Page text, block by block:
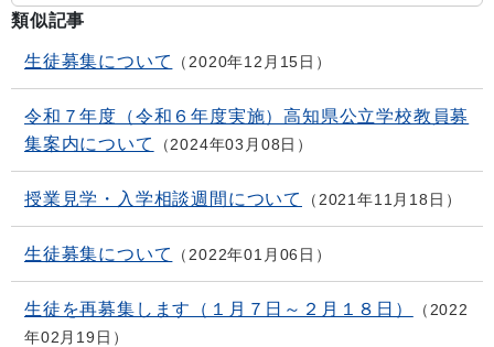
類似記事
生徒募集について 2020年12月15日
令和７年度（令和６年度実施）高知県公立学校教員募
集案内について
2024年03月08日
授業見学・入学相談週間について 2021年11月18日
生徒募集について 2022年01月06日
生徒を再募集します（１月７日～２月１８日）
2022
年02月19日